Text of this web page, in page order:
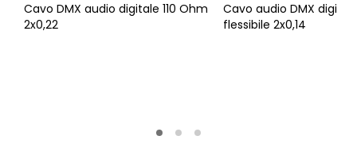
Cavo DMX audio digitale 110 Ohm
2x0,22
Cavo audio DMX
flessibile 2x0,14